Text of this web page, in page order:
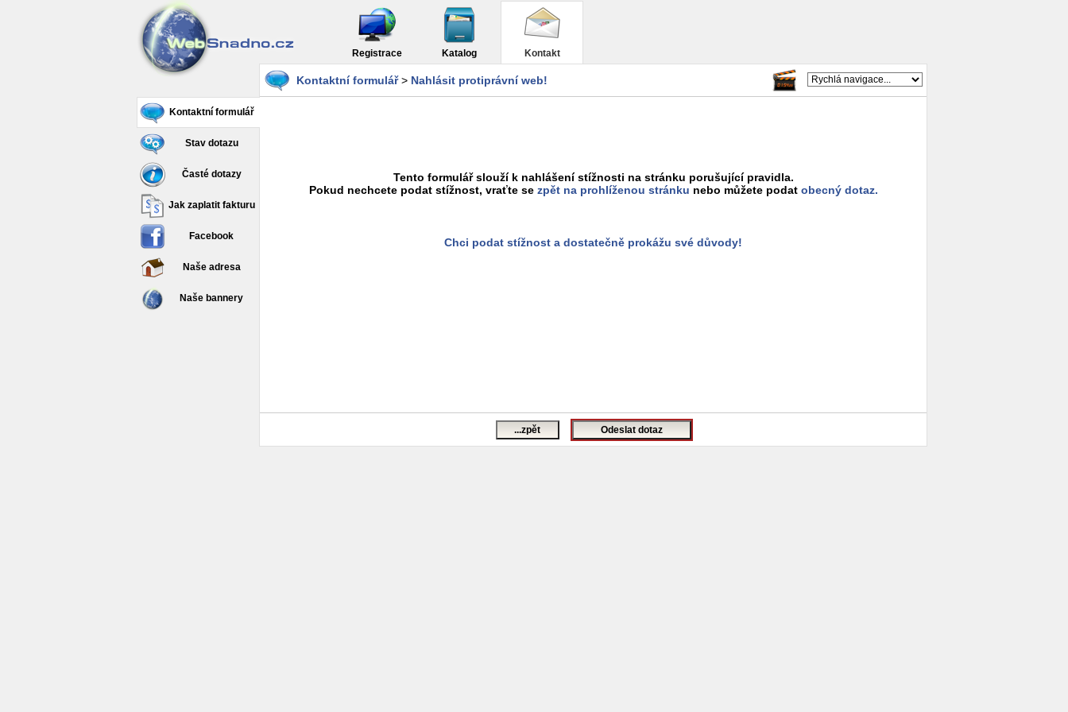
Registrace Katalog Kontakt
Kontaktní formulář
Stav dotazu
Časté dotazy
Jak zaplatit fakturu
Facebook
Naše adresa
Naše bannery
Kontaktní formulář> Nahlásit protiprávní web!
Tento formulář slouží k nahlášení stížnosti na stránku porušující pravidla.
Pokud nechcete podat stížnost, vraťte se zpět na prohlíženou stránku nebo můžete podat obecný dotaz.
Chci podat stížnost a dostatečně prokážu své důvody!